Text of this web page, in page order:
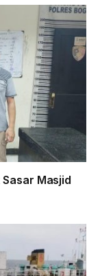
Masjid